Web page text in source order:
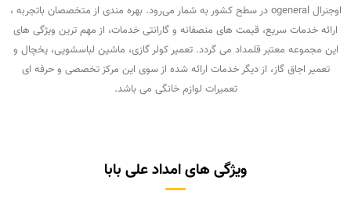
اوجنرال ogeneral در سطح کشور به شمار می‌رود. بهره مندی از متخصصان باتجربه ،
ارائه خدمات سریع، قیمت های منصفانه و گارانتی خدمات، از مهم ترین ویژگی های
این مجموعه معتبر قلمداد می گردد. تعمیر کولر گازی، ماشین لباسشویی، یخچال و
تعمیر اجاق گاز، از دیگر خدمات ارائه شده از سوی این مرکز تخصصی و حرفه ای
تعمیرات لوازم خانگی می باشد.
ویژگی های امداد علی بابا